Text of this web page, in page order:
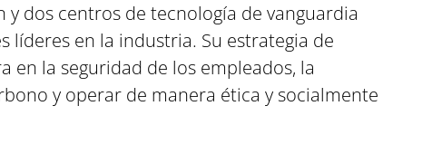
dos centros de tecnología de vanguardia
líderes en la industria. Su estrategia de
en la seguridad de los empleados, la
y operar de manera ética y socialmente